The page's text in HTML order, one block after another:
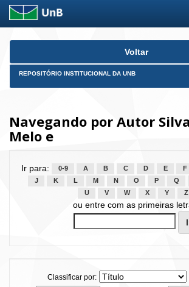
Skip
Voltar
REPOSITÓRIO INSTITUCIONAL DA UNB
Navegando por Autor
Melo e
Ir para: 0-9 A B C D E F
J
K L M N O P Q
U
V W X Y Z
ou entre com as primeiras
Classificar por: